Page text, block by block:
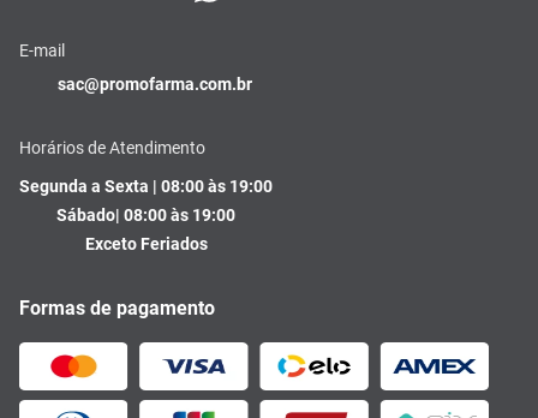
E-mail
sac@promofarma.com.br
Horários de Atendimento
Segunda a Sexta | 08:00 às 19:00
Sábado| 08:00 às 19:00
Exceto Feriados
Formas de pagamento